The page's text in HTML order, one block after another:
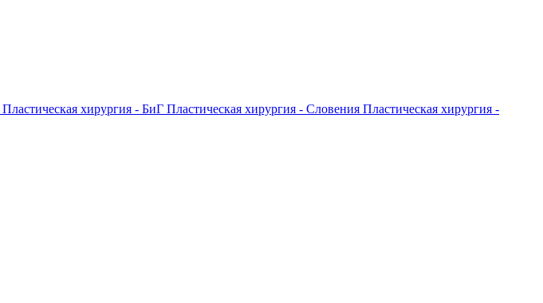
Пластическая хирургия - БиГ Пластическая хирургия - Словения Пластическая хирургия -